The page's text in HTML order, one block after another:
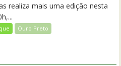
realiza mais uma edição nesta
Ouro Preto